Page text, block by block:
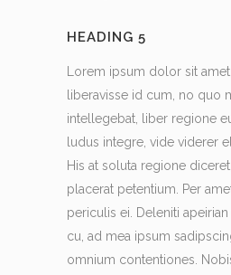
HEADING 5
Lorem ipsum dolor sit
liberavisse id cum, no quo
intellegebat, liber regione
ludus integre, vide viderer
His at soluta regione
placerat petentium. Per
periculis ei. Deleniti
cu, ad mea ipsum
omnium contentiones.